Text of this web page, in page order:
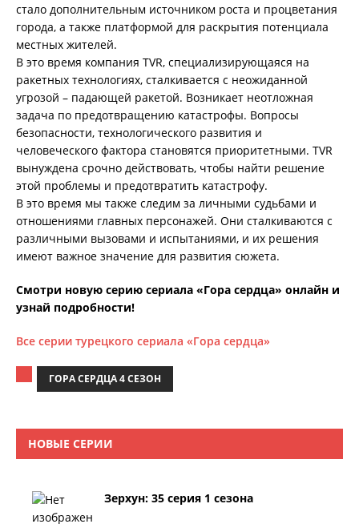
стало дополнительным источником роста и процветания
города, а также платформой для раскрытия потенциала
местных жителей.
В это время компания TVR, специализирующаяся на
ракетных технологиях, сталкивается с неожиданной
угрозой – падающей ракетой. Возникает неотложная
задача по предотвращению катастрофы. Вопросы
безопасности, технологического развития и
человеческого фактора становятся приоритетными. TVR
вынуждена срочно действовать, чтобы найти решение
этой проблемы и предотвратить катастрофу.
В это время мы также следим за личными судьбами и
отношениями главных персонажей. Они сталкиваются с
различными вызовами и испытаниями, и их решения
имеют важное значение для развития сюжета.
Смотри новую серию сериала «Гора сердца» онлайн и
узнай подробности!
Все серии турецкого сериала «Гора сердца»
ГОРА СЕРДЦА 4 СЕЗОН
НОВЫЕ СЕРИИ
Зерхун: 35 серия 1 сезона